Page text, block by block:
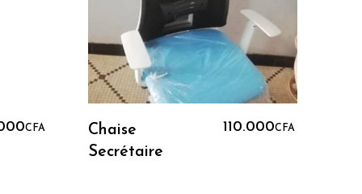
CFA
Lire La Suite
Chaise
Secrétaire
110.000CFA